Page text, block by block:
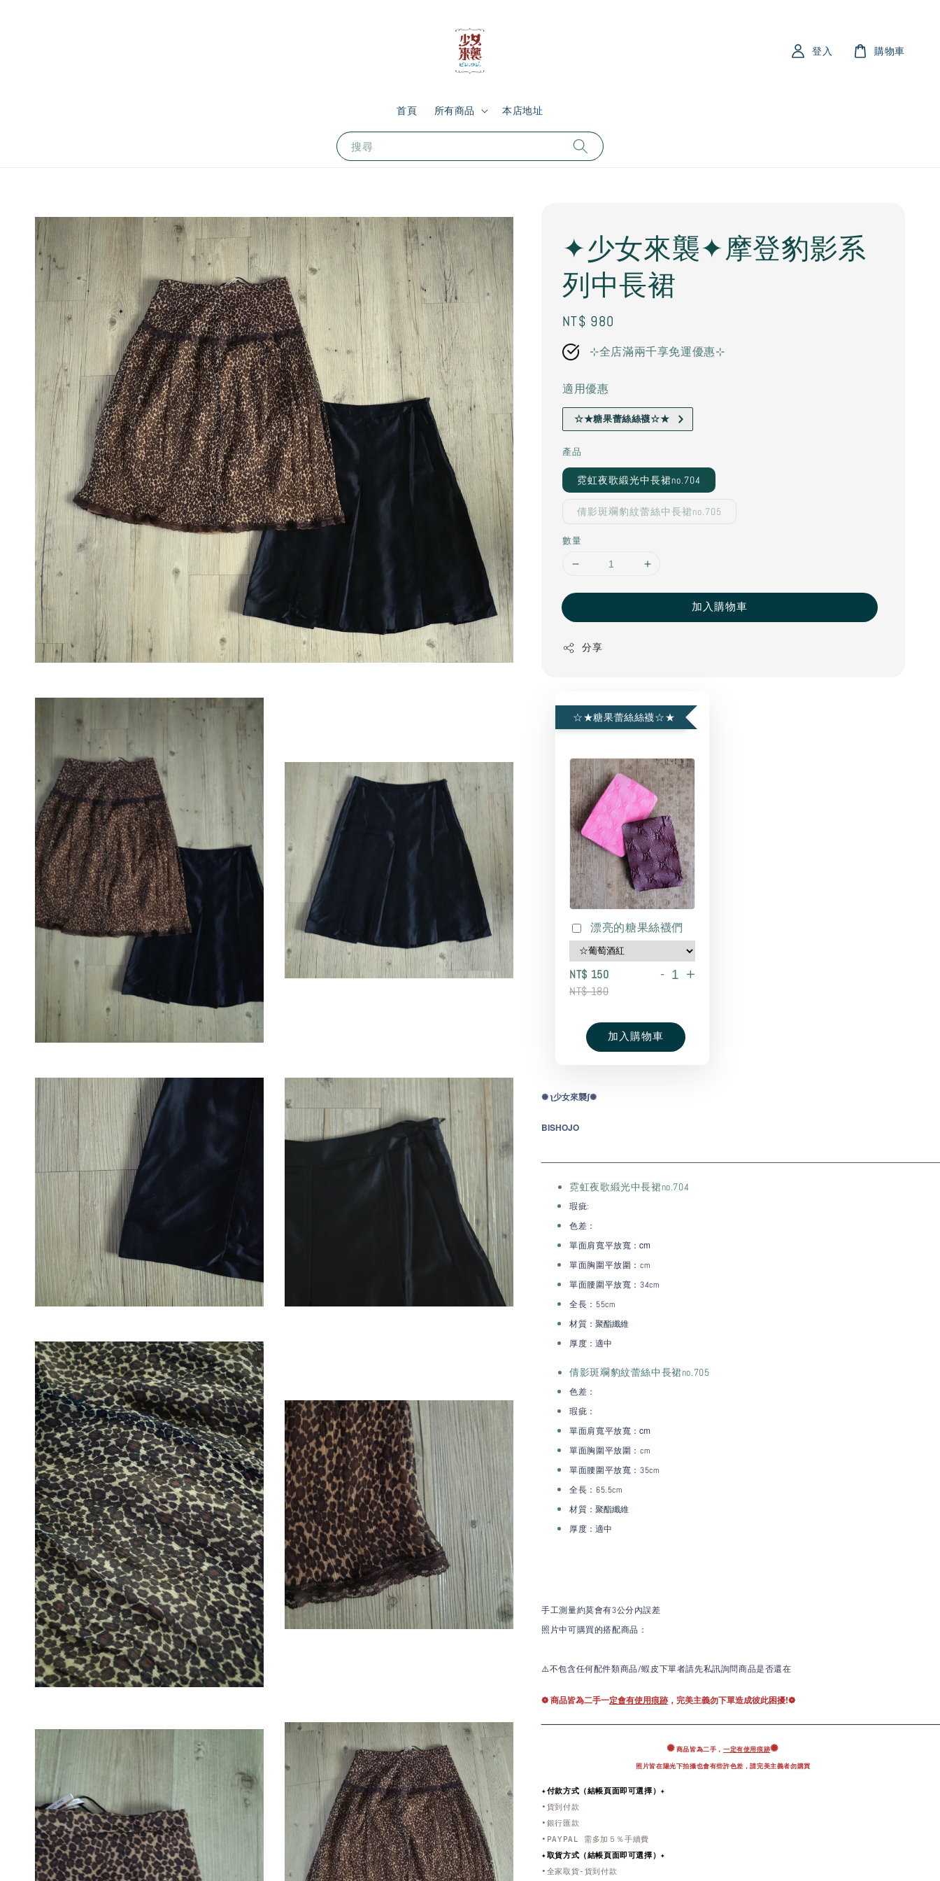
搜尋
首頁 所有商品 本店地址
登入 購物車
✦少女來襲✦摩登豹影系
列中長裙
Regular
price
NT$ 980
⊹全店滿兩千享免運優惠⊹
適用優惠
☆★糖果蕾絲絲襪☆★
產品
霓虹夜歌緞光中長裙no.704
倩影斑斕豹紋蕾絲中長裙no.705
數量
加入購物車
分享
☆★糖果蕾絲絲襪☆★
漂亮的糖果絲襪們
NT$ 150
NT$ 180
- +
加入購物車
✺ ʅ少女來襲ʃ✺
BISHOJO
霓虹夜歌緞光中長裙no.704
瑕疵:
色差：
單面肩寬平放寬 ：cm
單面胸圍平放圍：cm
單面腰圍平放寬 ：34cm
全長：55cm
材質 ：聚酯纖維
厚度 ：適中
倩影斑斕豹紋蕾絲中長裙no.705
色差：
瑕疵：
單面肩寬平放寬 ：cm
單面胸圍平放圍：cm
單面腰圍平放寬 ：35cm
全長：65.5cm
材質 ：聚酯纖維
厚度 ：適中
手工測量約莫會有3公分內誤差
照片中可購買的搭配商品：
⚠️不包含任何配件類商品/蝦皮下單者請先私訊詢問商品是否還在
❁ 商品皆為二手一定會有使用痕跡 ，完美主義勿下單造成彼此困擾!❁
✺ 商品皆為二手，一定有使用痕跡✺
照片皆在陽光下拍攝也會有些許色差，請完美主義者勿購買
✦付款方式（結帳頁面即可選擇）✦
•貨到付款
•銀行匯款
•PAYPAL 需多加５％手續費
✦取貨方式 （結帳頁面即可選擇） ✦
•全家取貨-貨到付款